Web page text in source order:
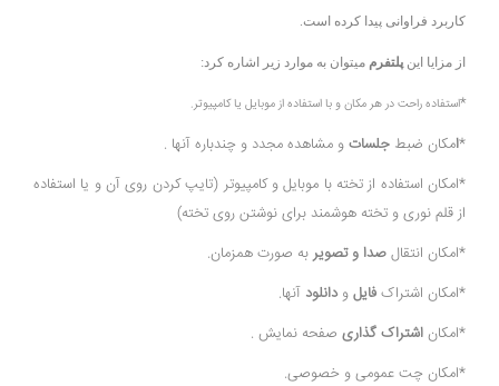
کاربرد فراوانی پیدا کرده است.
از مزایا این پلتفرم میتوان به موارد زیر اشاره کرد:
*استفاده راحت در هر مکان و با استفاده از موبایل یا کامپیوتر.
*امکان ضبط جلسات و مشاهده مجدد و چندباره آنها .
*امکان استفاده از تخته با موبایل و کامپیوتر (تایپ کردن روی آن و یا استفاده
از قلم نوری و تخته هوشمند برای نوشتن روی تخته)
*امکان انتقال صدا و تصویر به صورت همزمان.
*امکان اشتراک فایل و دانلود آنها.
*امکان اشتراک گذاری صفحه نمایش .
*امکان چت عمومی و خصوصی.